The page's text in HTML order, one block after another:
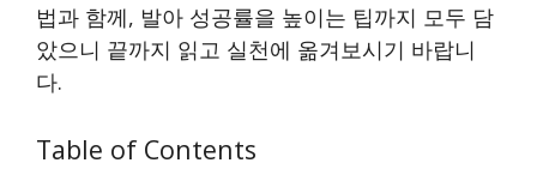
법과 함께, 발아 성공률을 높이는 팁까지 모두 담
았으니 끝까지 읽고 실천에 옮겨보시기 바랍니
다.
Table of Contents